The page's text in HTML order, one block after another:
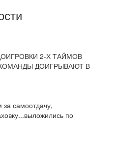
2-Х ТАЙМОВ
ДОИГРЫВАЮТ В
самоотдачу,
по